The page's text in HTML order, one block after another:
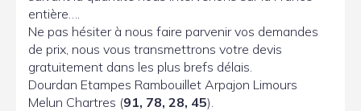
entière….
Ne pas hésiter à nous faire parvenir vos demandes
de prix, nous vous transmettrons votre devis
gratuitement dans les plus brefs délais.
Dourdan Etampes Rambouillet Arpajon Limours
Melun Chartres (91, 78, 28, 45).